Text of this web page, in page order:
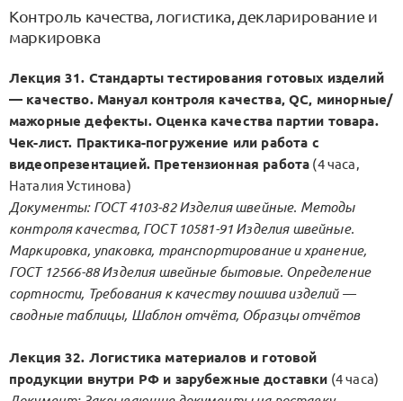
Контроль качества, логистика, декларирование и
маркировка
Лекция 31. Стандарты тестирования готовых изделий
— качество. Мануал контроля качества, QC, минорные/
мажорные дефекты. Оценка качества партии товара.
Чек-лист. Практика-погружение или работа с
видеопрезентацией. Претензионная работа (4 часа,
Наталия Устинова)
Документы: ГОСТ 4103-82 Изделия швейные. Методы
контроля качества, ГОСТ 10581-91 Изделия швейные.
Маркировка, упаковка, транспортирование и хранение,
ГОСТ 12566-88 Изделия швейные бытовые. Определение
сортности, Требования к качеству пошива изделий —
сводные таблицы, Шаблон отчёта, Образцы отчётов
Лекция 32. Логистика материалов и готовой
продукции внутри РФ и зарубежные доставки (4 часа)